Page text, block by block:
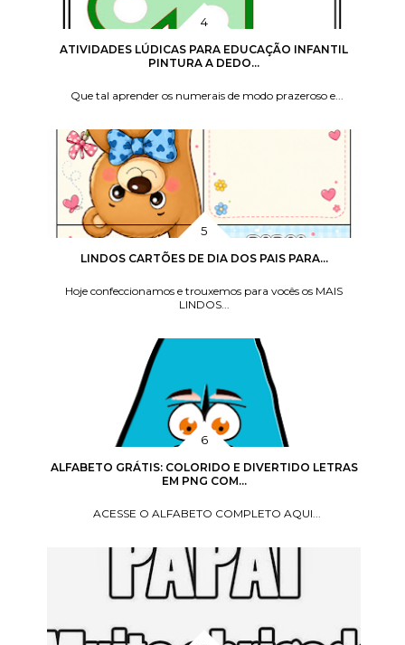
ATIVIDADES LÚDICAS PARA EDUCAÇÃO INFANTIL
PINTURA A DEDO...
Que tal aprender os numerais de modo prazeroso e...
LINDOS CARTÕES DE DIA DOS PAIS PARA...
Hoje confeccionamos e trouxemos para vocês os MAIS
LINDOS...
ALFABETO GRÁTIS: COLORIDO E DIVERTIDO LETRAS
EM PNG COM...
ACESSE O ALFABETO COMPLETO AQUI...